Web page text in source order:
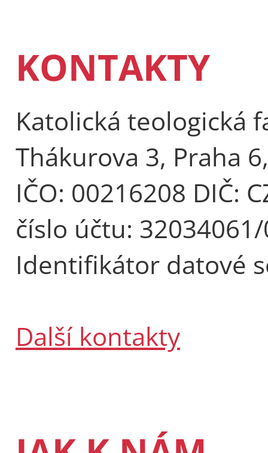
KONTAKTY
Katolická teologická
Thákurova 3, Praha
IČO: 00216208 DIČ:
číslo účtu:
Identifikátor datové
Další kontakty